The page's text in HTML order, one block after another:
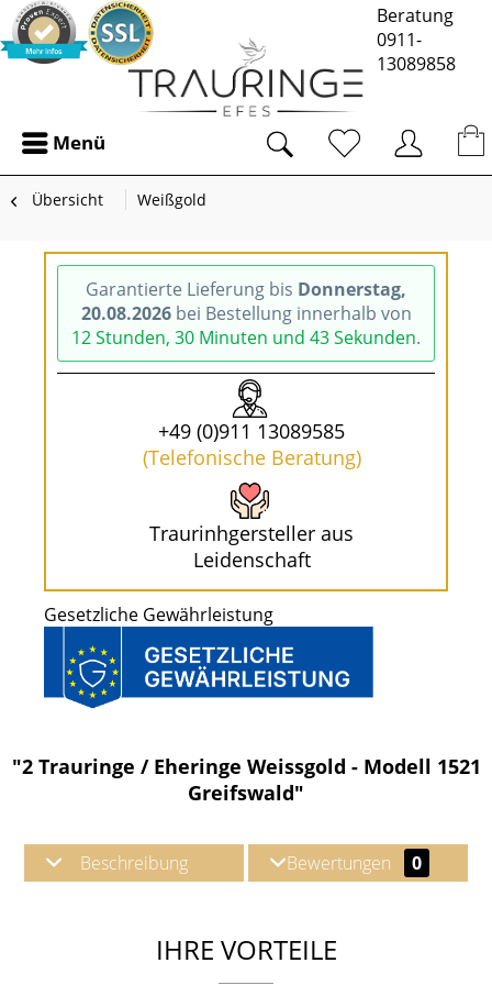
Beratung
0911-
13089858
Menü
Übersicht Weißgold
Garantierte Lieferung bis Donnerstag,
20.08.2026bei Bestellung innerhalb von
12 Stunden, 30 Minuten und 43 Sekunden.
+49 (0)911 13089585
(Telefonische Beratung)
Traurinhgersteller aus
Leidenschaft
Gesetzliche Gewährleistung
"2 Trauringe / Eheringe Weissgold - Modell 1521
Greifswald"
Beschreibung Bewertungen 0
IHRE VORTEILE